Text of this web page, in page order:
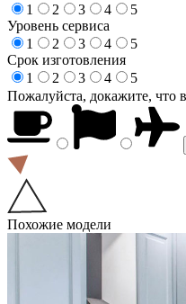
1
2 3 4
5
Уровень сервиса
1
2 3 4
5
Срок изготовления
1
2 3 4
5
Пожалуйста, докажите, что
Похожие модели